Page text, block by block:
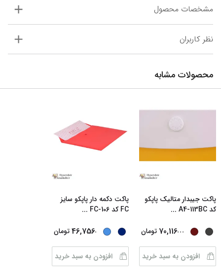
مشخصات محصول
نظر کاربران
محصولات مشابه
پاکت جیبدار متالیک پاپکو
کد A4-113BC
...
...
70,116 تومان
افزودن به سبد خرید
پاکت دکمه دار پاپکو سایز
FC کد FC-106
...
...
46,756 تومان
افزودن به سبد خرید